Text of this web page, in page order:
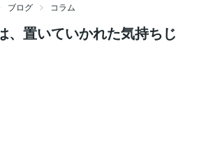
ブログ コラム
、置いていかれた気持ちじ